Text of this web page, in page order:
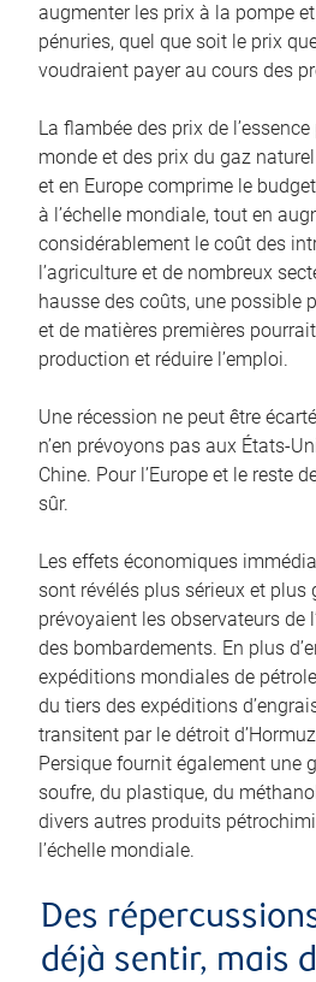
augmenter les prix à la pompe
pénuries, quel que soit le prix
voudraient payer au cours des
La flambée des prix de
monde et des prix du gaz
et en Europe comprime le
à l’échelle mondiale, tout en
considérablement le coût des
l’agriculture et de nombreux
hausse des coûts, une possible
et de matières premières
production et réduire l’emploi.
Une récession ne peut être
n’en prévoyons pas aux
Chine. Pour l’Europe et le reste
sûr.
Les effets économiques
sont révélés plus sérieux et plus
prévoyaient les observateurs de
des bombardements. En plus
expéditions mondiales de
du tiers des expéditions
transitent par le détroit
Persique fournit également une
soufre, du plastique, du
divers autres produits
l’échelle mondiale.
Des
déjà sentir, mais